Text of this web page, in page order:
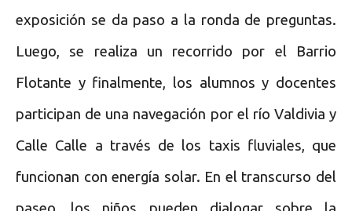
exposición se da paso a la ronda de preguntas.
Luego, se realiza un recorrido por el Barrio
Flotante y finalmente, los alumnos y docentes
participan de una navegación por el río Valdivia y
Calle Calle a través de los taxis fluviales, que
funcionan con energía solar. En el transcurso del